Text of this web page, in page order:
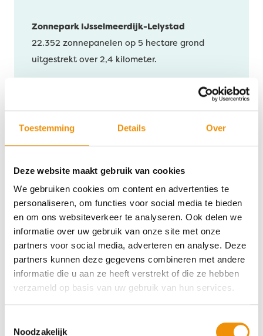
Toestemming Details Over
Deze website maakt gebruik van cookies
We gebruiken cookies om content en advertenties te
personaliseren, om functies voor social media te bieden
en om ons websiteverkeer te analyseren. Ook delen we
informatie over uw gebruik van onze site met onze
partners voor social media, adverteren en analyse. Deze
partners kunnen deze gegevens combineren met andere
informatie die u aan ze heeft verstrekt of die ze hebben
verzameld op basis van uw gebruik van hun services.
Noodzakelijk
Zonnepark IJsselmeerdijk-Lelystad
22.352 zonnepanelen op 5 hectare grond
uitgestrekt over 2,4 kilometer.
In de gemeente Hilvarenbeek wordt
zonnekracht jaarlijks omgezet in circa 37
Wij zijn betrokken bij: